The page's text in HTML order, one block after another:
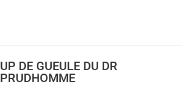
DE GUEULE DU DR